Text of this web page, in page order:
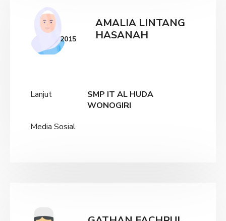
2015
AMALIA LINTANG
HASANAH
Lanjut
SMP IT AL HUDA
WONOGIRI
Media Sosial